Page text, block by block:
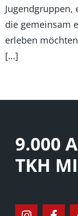
die gemeinsam
erleben
[…]
9.000
TKH